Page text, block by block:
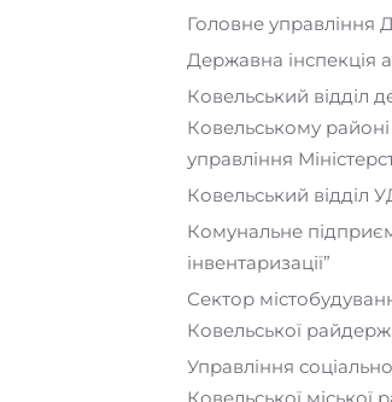
Головне управління
Державна інспекція
Ковельський відділ
Ковельському районі
управління
Ковельський відділ
Комунальне
інвентаризації”
Сектор
Ковельської
Управління